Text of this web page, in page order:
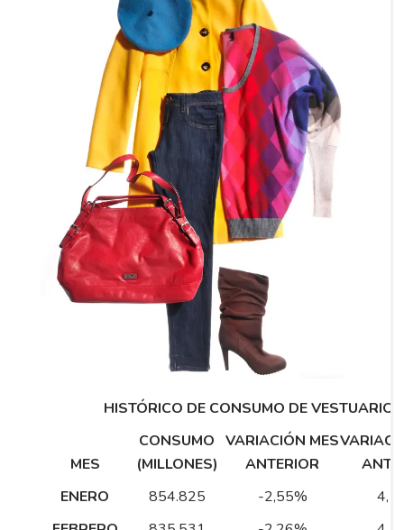
HISTÓRICO DE CONSUMO DE VESTUARIO
MES
CONSUMO
(MILLONES)
VARIACIÓN MES
ANTERIOR
ENERO
854.825 -2,55%